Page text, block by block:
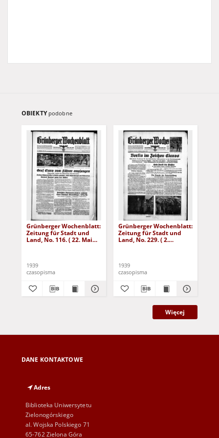
OBIEKTY podobne
Grünberger Wochenblatt:
Zeitung für Stadt und
Land, No. 116. ( 22. Mai
1939
czasopisma
Grünberger Wochenblatt:
Zeitung für Stadt und
Land, No. 229. ( 2.
1939
czasopisma
Więcej
DANE KONTAKTOWE
Adres
Biblioteka Uniwersytetu
Zielonogórskiego
al. Wojska Polskiego 71
65-762 Zielona Góra